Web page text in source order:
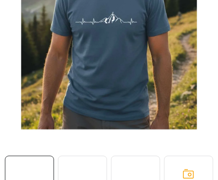
MÁM SRDCE POMÁHÁM
PROVIZNÍ SYSTÉM
O nás Časté otázky
Doprava a platba
Obchodní podmínky
Zásady zpracování ochrany osobních údajů
Napište nám